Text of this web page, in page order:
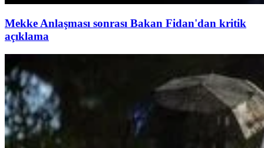
Mekke Anlaşması sonrası Bakan Fidan'dan kritik
açıklama